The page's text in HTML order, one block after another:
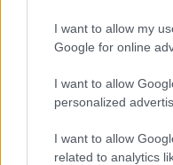
I want to allow my
Google for online
I want to allow
personalized
I want to allow
related to analytics